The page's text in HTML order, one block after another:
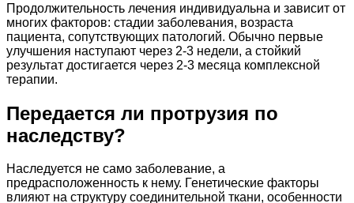
Продолжительность лечения индивидуальна и зависит от
многих факторов: стадии заболевания, возраста
пациента, сопутствующих патологий. Обычно первые
улучшения наступают через 2-3 недели, а стойкий
результат достигается через 2-3 месяца комплексной
терапии.
Передается ли протрузия по
наследству?
Наследуется не само заболевание, а
предрасположенность к нему. Генетические факторы
влияют на структуру соединительной ткани, особенности